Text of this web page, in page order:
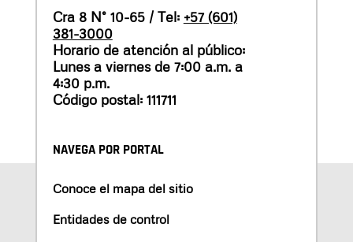
Cra 8 N° 10-65 / Tel: +57 (601)
381-3000
Horario de atención al público:
Lunes a viernes de 7:00 a.m. a
4:30 p.m.
Código postal: 111711
NAVEGA POR PORTAL
Conoce el mapa del sitio
Entidades de control